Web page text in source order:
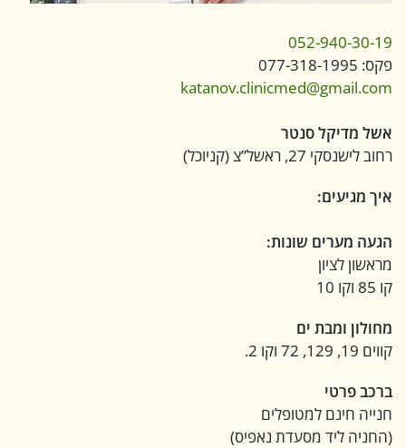
052-940-30-19
פקס: 077-318-1995
katanov.clinicmed@gmail.com
אשל מדיקל סנטר
רחוב לישנסקי 27, ראשל”צ (קניוכל)
איך מגיעים:
הגעה מערים שונות:
מראשון לציון
קו 85 וקו 10
מחולון ומבת ים
קווים 19, 129, 72 וקו 2.
ברכב פרטי
חנייה חינם למטופלים
(החניה ליד מסעדת נאפיס)